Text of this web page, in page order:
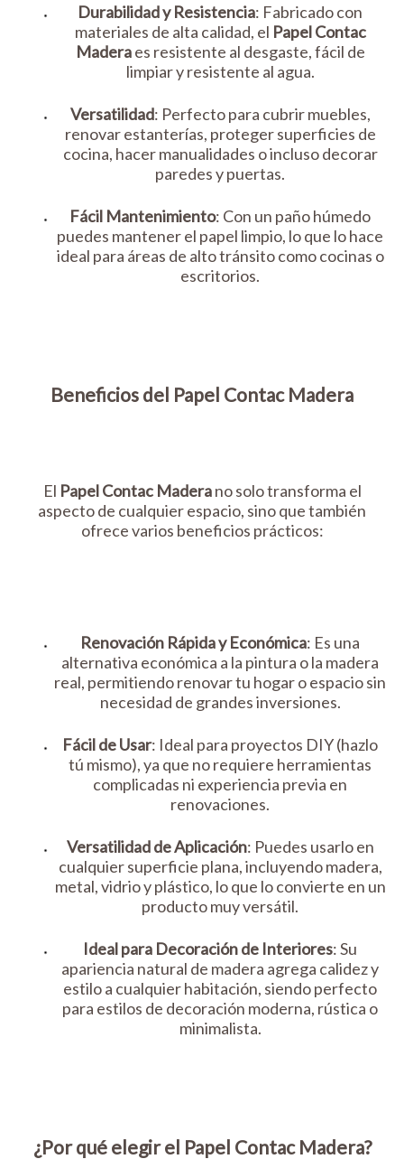
Durabilidad y Resistencia: Fabricado con
materiales de alta calidad, el Papel Contac
Maderaes resistente al desgaste, fácil de
limpiar y resistente al agua.
Versatilidad: Perfecto para cubrir muebles,
renovar estanterías, proteger superficies de
cocina, hacer manualidades o incluso decorar
paredes y puertas.
Fácil Mantenimiento: Con un paño húmedo
puedes mantener el papel limpio, lo que lo hace
ideal para áreas de alto tránsito como cocinas o
escritorios.
Beneficios del Papel Contac Madera
El Papel Contac Maderano solo transforma el
aspecto de cualquier espacio, sino que también
ofrece varios beneficios prácticos:
Renovación Rápida y Económica: Es una
alternativa económica a la pintura o la madera
real, permitiendo renovar tu hogar o espacio sin
necesidad de grandes inversiones.
Fácil de Usar: Ideal para proyectos DIY (hazlo
tú mismo), ya que no requiere herramientas
complicadas ni experiencia previa en
renovaciones.
Versatilidad de Aplicación: Puedes usarlo en
cualquier superficie plana, incluyendo madera,
metal, vidrio y plástico, lo que lo convierte en un
producto muy versátil.
Ideal para Decoración de Interiores: Su
apariencia natural de madera agrega calidez y
estilo a cualquier habitación, siendo perfecto
para estilos de decoración moderna, rústica o
minimalista.
¿Por qué elegir el Papel Contac Madera?